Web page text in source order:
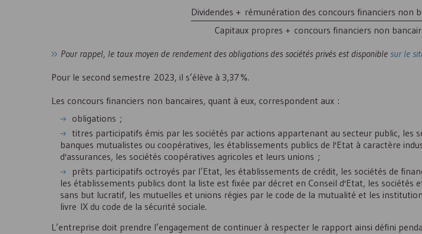
Dividendes + rémunération des concours financiers non
Capitaux propres + concours financiers non
Pour rappel, le taux moyen de rendement des obligations des sociétés privés est disponible sur le
Pour le second semestre 2023, il s’élève à 3,37 %.
Les concours financiers non bancaires, quant à eux, correspondent aux :
obligations ;
titres participatifs émis par les sociétés par actions appartenant au secteur public, les
banques mutualistes ou coopératives, les établissements publics de l'Etat à caractère
d'assurances, les sociétés coopératives agricoles et leurs unions ;
prêts participatifs octroyés par l’Etat, les établissements de crédit, les sociétés de
les établissements publics dont la liste est fixée par décret en Conseil d'Etat, les sociétés
sans but lucratif, les mutuelles et unions régies par le code de la mutualité et les
livre IX du code de la sécurité sociale.
L’entreprise doit prendre l’engagement de continuer à respecter le rapport ainsi défini